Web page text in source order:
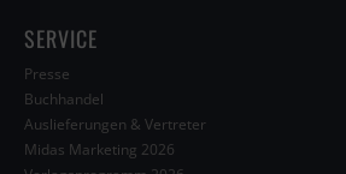
SERVICE
Presse
Buchhandel
Auslieferungen & Vertreter
Midas Marketing 2026